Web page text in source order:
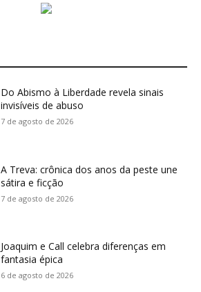
Do Abismo à Liberdade revela sinais
invisíveis de abuso
7 de agosto de 2026
A Treva: crônica dos anos da peste une
sátira e ficção
7 de agosto de 2026
Joaquim e Call celebra diferenças em
fantasia épica
6 de agosto de 2026